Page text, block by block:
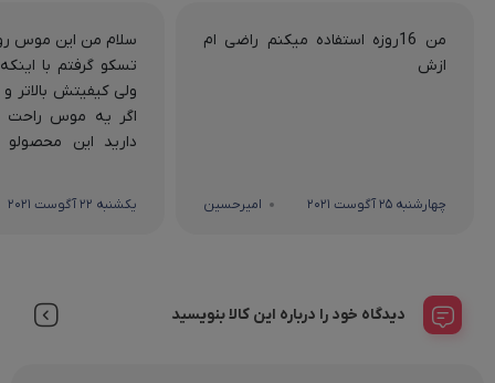
من 16روزه استفاده میکنم راضی ام
ازش
چهارشنبه 25 آگوست 2021 امیرحسین
سلام من این موس
تسکو گرفتم با
ولی کیفیتش
اگر یه موس راحت
دارید این محصولو
یکشنبه 22 آگوست 2021
دیدگاه خود را درباره این کالا بنویسید